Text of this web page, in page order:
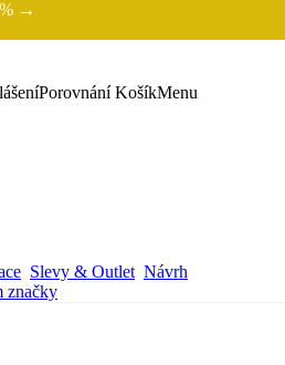
% →
Porovnání KošíkMenu
Slevy & Outlet Návrh
značky